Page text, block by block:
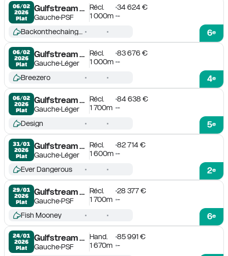
06/02
2026
Plat
Gulfstream Park
GauchePSF
Récl.
34 624 €
1 000m -
6e
Backonthechaingang
06/02
2026
Plat
Gulfstream Park
GaucheLéger
Récl.
83 676 €
1 000m -
4e
Breezero
06/02
2026
Plat
Gulfstream Park
GaucheLéger
Récl.
84 638 €
1 700m -
5e
Design
31/01
2026
Plat
Gulfstream Park
GaucheLéger
Récl.
82 714 €
1 600m -
2e
Ever Dangerous
29/01
2026
Plat
Gulfstream Park
GauchePSF
Récl.
28 377 €
1 700m -
6e
Fish Mooney
24/01
2026
Plat
Gulfstream Park
GauchePSF
Hand.
85 991 €
1 670m -